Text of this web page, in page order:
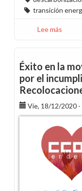
transición
Lee más
que
el
de
As
con
no
es
viable
Éxito en la
por el
Vie, 18/12/2020 -